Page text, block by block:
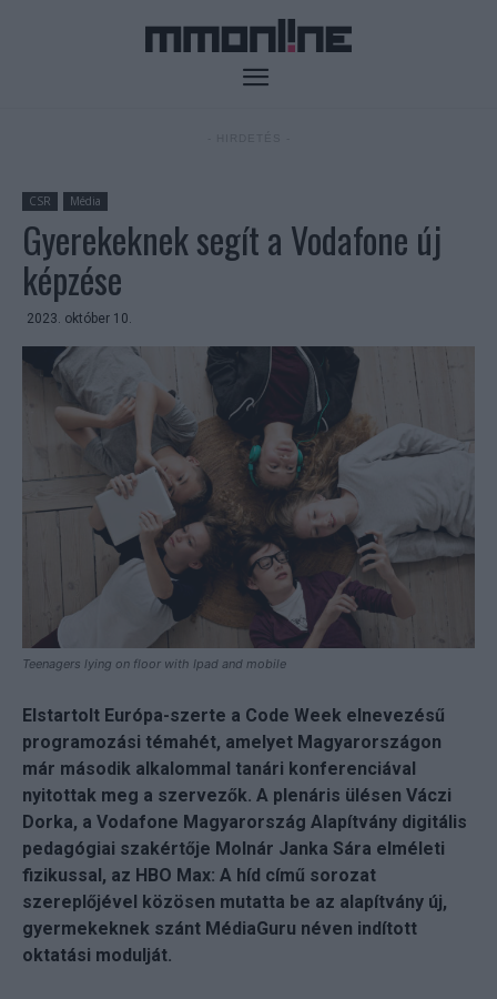
CSR Média
Gyerekeknek segít a Vodafone új
képzése
2023. október 10.
Teenagers lying on floor with Ipad and mobile
Elstartolt Európa-szerte a Code Week elnevezésű
programozási témahét, amelyet Magyarországon
már második alkalommal tanári konferenciával
nyitottak meg a szervezők. A plenáris ülésen Váczi
Dorka, a Vodafone Magyarország Alapítvány digitális
pedagógiai szakértője Molnár Janka Sára elméleti
fizikussal, az HBO Max: A híd című sorozat
szereplőjével közösen mutatta be az alapítvány új,
gyermekeknek szánt MédiaGuru néven indított
oktatási modulját.